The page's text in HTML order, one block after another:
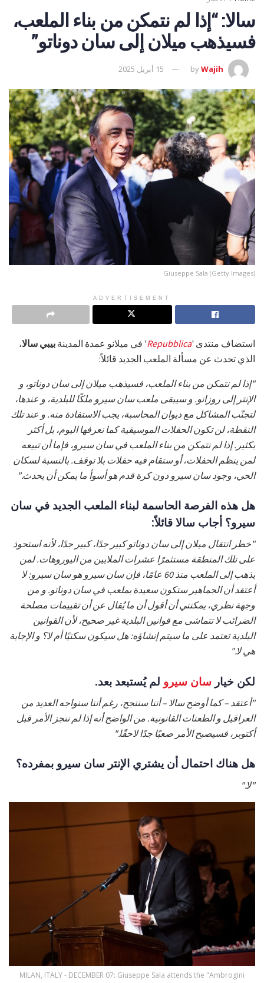
سالا: “إذا لم نتمكن من بناء الملعب،
فسيذهب ميلان إلى سان دوناتو”
byWajih 15 أبريل 2025
Giuseppe Sala (Getty Images)
ADVERTISEMENT
استضاف منتدى 'Repubblica' في ميلانو عمدة المدينة بيبي سالا،
الذي تحدث عن مسألة الملعب الجديد قائلاً:
"إذا لم نتمكن من بناء الملعب، فسيذهب ميلان إلى سان دوناتو، و
الإنتر إلى روزانو. و سيبقى ملعب سان سيرو ملكًا للبلدية، و عندها،
لتجنّب المشاكل مع ديوان المحاسبة، يجب الاستفادة منه. و عند تلك
النقطة، لن تكون الحفلات الموسيقية كما نعرفها اليوم، بل أكثر
بكثير. إذا لم نتمكن من بناء الملعب في سان سيرو، فإما أن تبيعه
لمن ينظم الحفلات، أو ستقام فيه حفلات بلا توقف. بالنسبة لسكان
الحي، وجود سان سيرو دون كرة قدم هو أسوأ ما يمكن أن يحدث."
هل هذه الفرصة الحاسمة لبناء الملعب الجديد في سان
سيرو؟ أجاب سالا قائلاً:
"خطر انتقال ميلان إلى سان دوناتو كبير جدًا، كبير جدًا، لأنه استحوذ
على تلك المنطقة مستثمرًا عشرات الملايين من اليوروهات. لمن
يذهب إلى الملعب منذ 60 عامًا، فإن سان سيرو هو سان سيرو: لا
أعتقد أن الجماهير ستكون سعيدة بملعب في سان دوناتو. و من
وجهة نظري، يمكنني أن أقول أن ما يُقال عن أن تقييمات مصلحة
الضرائب لا تتماشى مع قوانين البلدية غير صحيح، لأن القوانين
البلدية تعتمد على ما سيتم إنشاؤه: هل سيكون سكنيًا أم لا؟ و الإجابة
هي لا."
لكن خيار سان سيرو لم يُستبعد بعد.
"أعتقد – كما أوضح سالا – أننا سننجح، رغم أننا سنواجه العديد من
العراقيل و الطعنات القانونية. من الواضح أنه إذا لم ننجز الأمر قبل
أكتوبر، فسيصبح الأمر صعبًا جدًا لاحقًا."
هل هناك احتمال أن يشتري الإنتر سان سيرو بمفرده؟
"لا."
MILAN, ITALY - DECEMBER 07: Giuseppe Sala attends the "Ambrogini